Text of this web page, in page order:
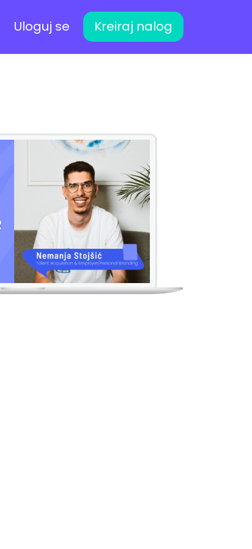
Uloguj se Kreiraj nalog